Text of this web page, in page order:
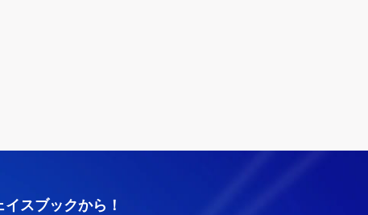
スブックから！